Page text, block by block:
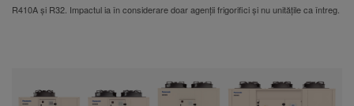
R410A și R32. Impactul ia în considerare doar agenții frigorifici și nu unitățile ca întreg.